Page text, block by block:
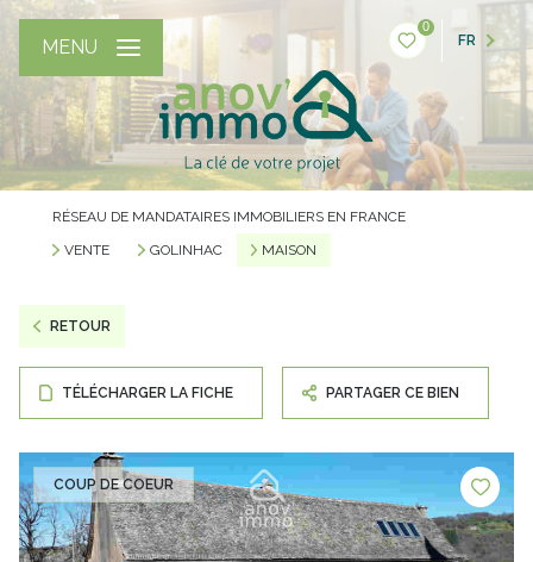
0
FR
MENU
RÉSEAU DE MANDATAIRES IMMOBILIERS EN FRANCE
VENTE
GOLINHAC MAISON
RETOUR
TÉLÉCHARGER LA FICHE PARTAGER CE BIEN
COUP DE COEUR